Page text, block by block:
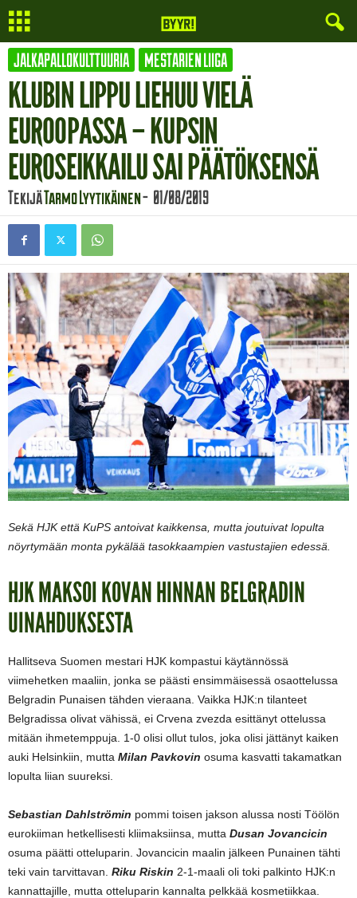
JALKAPALLOKULTTUURIA MESTARIEN LIIGA
KLUBIN LIPPU LIEHUU VIELÄ
EUROOPASSA – KUPSIN
EUROSEIKKAILU SAI PÄÄTÖKSENSÄ
TekijäTarmo Lyytikäinen- 01/08/2019
Sekä HJK että KuPS antoivat kaikkensa, mutta joutuivat lopulta
nöyrtymään monta pykälää tasokkaampien vastustajien edessä.
HJK MAKSOI KOVAN HINNAN BELGRADIN
UINAHDUKSESTA
Hallitseva Suomen mestari HJK kompastui käytännössä
viimehetken maaliin, jonka se päästi ensimmäisessä osaottelussa
Belgradin Punaisen tähden vieraana. Vaikka HJK:n tilanteet
Belgradissa olivat vähissä, ei Crvena zvezda esittänyt ottelussa
mitään ihmetemppuja. 1-0 olisi ollut tulos, joka olisi jättänyt kaiken
auki Helsinkiin, mutta Milan Pavkovin osuma kasvatti takamatkan
lopulta liian suureksi.
Sebastian Dahlströmin pommi toisen jakson alussa nosti Töölön
eurokiiman hetkellisesti kliimaksiinsa, mutta Dusan Jovancicin
osuma päätti otteluparin. Jovancicin maalin jälkeen Punainen tähti
teki vain tarvittavan. Riku Riskin 2-1-maali oli toki palkinto HJK:n
kannattajille, mutta otteluparin kannalta pelkkää kosmetiikkaa.